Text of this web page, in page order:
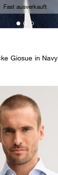
Fast ausverkauft
Giosue in Navy